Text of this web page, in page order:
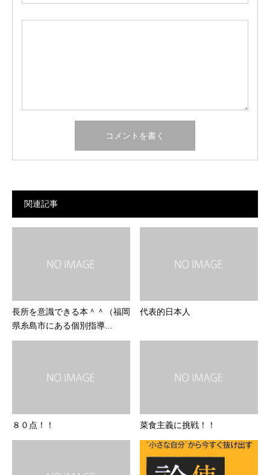
関連記事
長所を意識できる本＾＾（福岡
県糸島市にある個別指導...
代表的日本人
８０点！！ 菜食主義に挑戦！！